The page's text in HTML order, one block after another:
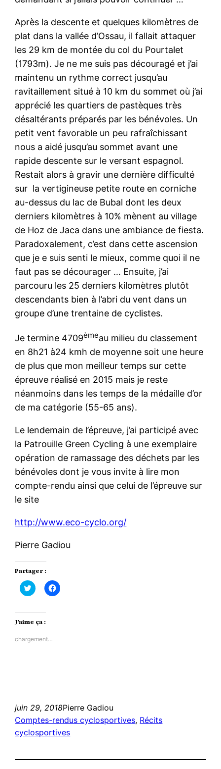
Après la descente et quelques kilomètres de
plat dans la vallée d’Ossau, il fallait attaquer
les 29 km de montée du col du Pourtalet
(1793m). Je ne me suis pas découragé et j’ai
maintenu un rythme correct jusqu’au
ravitaillement situé à 10 km du sommet où j’ai
apprécié les quartiers de pastèques très
désaltérants préparés par les bénévoles. Un
petit vent favorable un peu rafraîchissant
nous a aidé jusqu’au sommet avant une
rapide descente sur le versant espagnol.
Restait alors à gravir une dernière difficulté
sur la vertigineuse petite route en corniche
au-dessus du lac de Bubal dont les deux
derniers kilomètres à 10% mènent au village
de Hoz de Jaca dans une ambiance de fiesta.
Paradoxalement, c’est dans cette ascension
que je e suis senti le mieux, comme quoi il ne
faut pas se décourager … Ensuite, j’ai
parcouru les 25 derniers kilomètres plutôt
descendants bien à l’abri du vent dans un
groupe d’une trentaine de cyclistes.
Je termine 4709èmeau milieu du classement
en 8h21 à24 kmh de moyenne soit une heure
de plus que mon meilleur temps sur cette
épreuve réalisé en 2015 mais je reste
néanmoins dans les temps de la médaille d’or
de ma catégorie (55-65 ans).
Le lendemain de l’épreuve, j’ai participé avec
la Patrouille Green Cycling à une exemplaire
opération de ramassage des déchets par les
bénévoles dont je vous invite à lire mon
compte-rendu ainsi que celui de l’épreuve sur
le site
http://www.eco-cyclo.org/
Pierre Gadiou
Partager :
Cliquez
pour
Twitter(ouvre
dans
une
fenêtre)
Cliquez
pour
J’aime ça :
chargement…
juin 29, 2018Pierre Gadiou
Comptes-rendus cyclosportives, Récits
cyclosportives